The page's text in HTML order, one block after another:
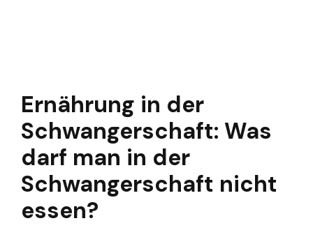
Ernährung in der
Schwangerschaft: Was
darf man in der
Schwangerschaft nicht
essen?